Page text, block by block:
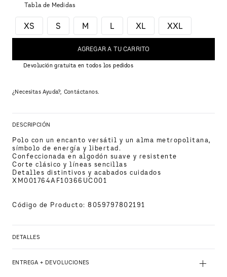
Tabla de Medidas
XS S M L XL XXL
AGREGAR A TU CARRITO
Devolución gratuita en todos los pedidos
¿Necesitas Ayuda?, Contáctanos.
DESCRIPCIÓN
Polo con un encanto versátil y un alma metropolitana,
símbolo de energía y libertad.
Confeccionada en algodón suave y resistente
Corte clásico y líneas sencillas
Detalles distintivos y acabados cuidados
XM001764AF10366UC001
Código de Producto: 8059797802191
DETALLES
ENTREGA + DEVOLUCIONES +